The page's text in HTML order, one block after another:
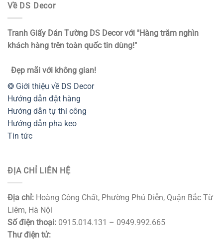
Về DS Decor
Tranh Giấy Dán Tường DS Decor với "Hàng trăm nghìn
khách hàng trên toàn quốc tin dùng!"
Đẹp mãi với không gian!
❂ Giới thiệu về DS Decor
Hướng dẫn đặt hàng
Hướng dẫn tự thi công
Hướng dẫn pha keo
Tin tức
ĐỊA CHỈ LIÊN HỆ
Địa chỉ: Hoàng Công Chất, Phường Phú Diễn, Quận Bắc Từ
Liêm, Hà Nội
Số điện thoại: 0915.014.131 – 0949.992.665
Thư điện tử: